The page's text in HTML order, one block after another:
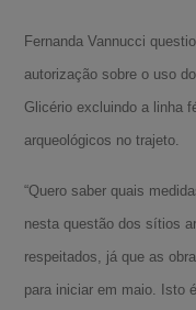
Fernanda Vannucci
autorização sobre o uso
Glicério excluindo a linha
arqueológicos no trajeto.
“Quero saber quais
nesta questão dos sítios
respeitados, já que as
para iniciar em maio. Isto